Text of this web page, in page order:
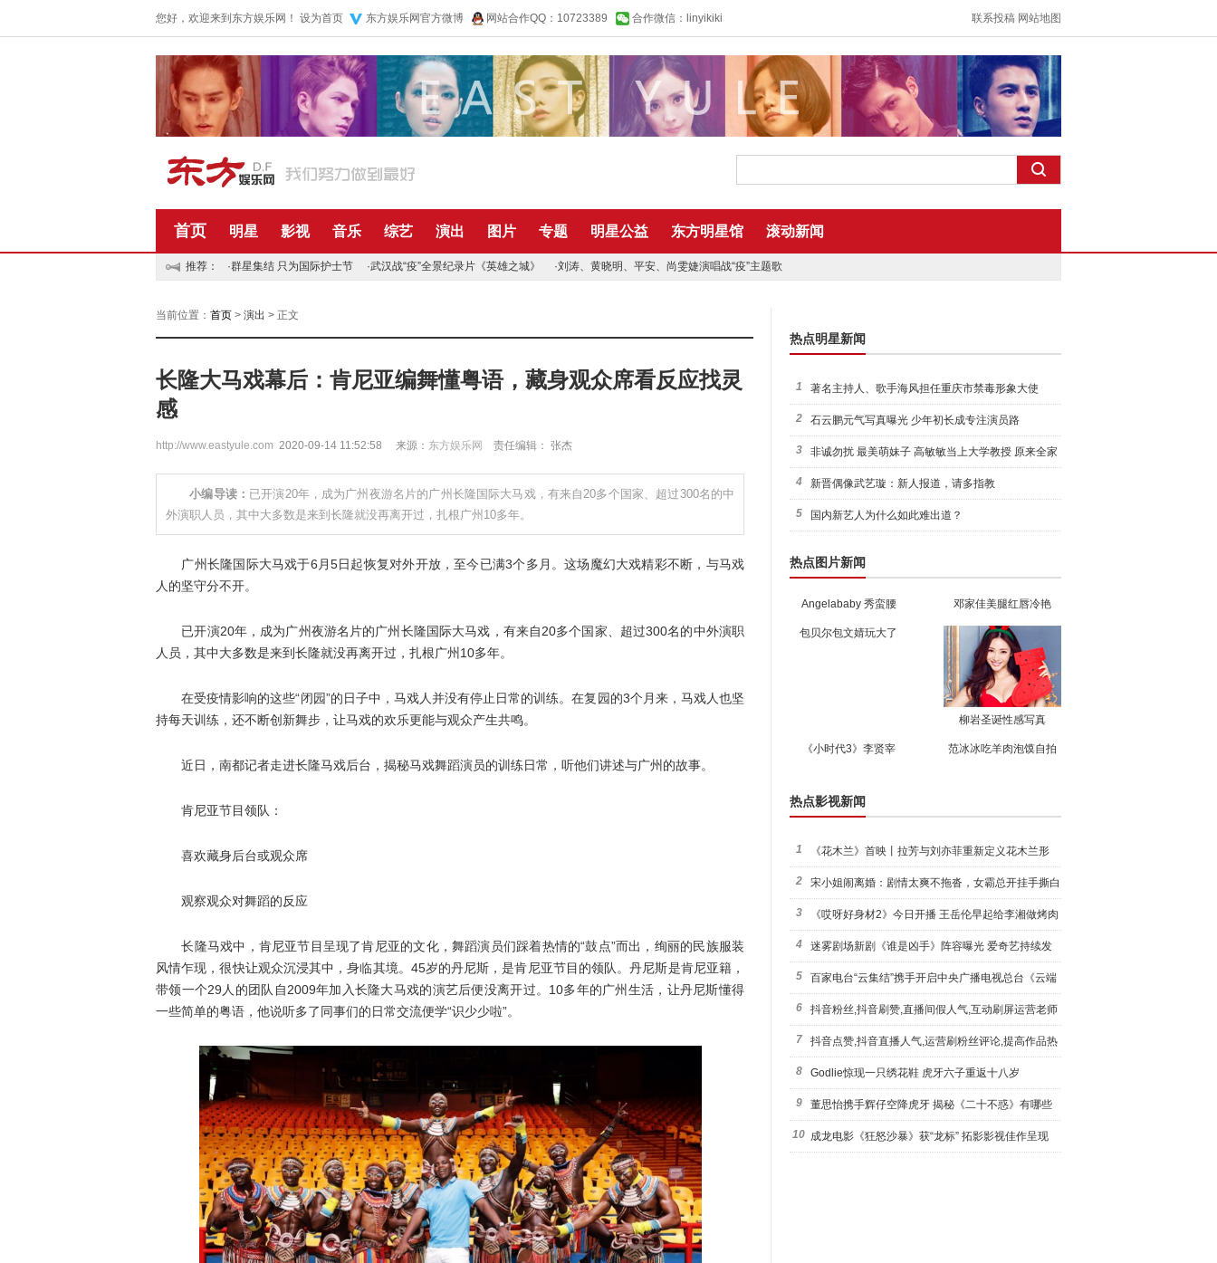
您好，欢迎来到东方娱乐网！ 设为首页 东方娱乐网官方微博 网站合作QQ：10723389 合作微信：linyikiki 联系投稿 网站地图
首页 明星 影视 音乐 综艺 演出 图片 专题 明星公益 东方明星馆 滚动新闻
推荐： ·群星集结 只为国际护士节 ·武汉战“疫”全景纪录片《英雄之城》 ·刘涛、黄晓明、平安、尚雯婕演唱战“疫”主题歌
当前位置： 首页 > 演出 > 正文
长隆大马戏幕后：肯尼亚编舞懂粤语，藏身观众席看反应找灵
感
http://www.eastyule.com 2020-09-14 11:52:58 来源： 东方娱乐网 责任编辑： 张杰
小编导读： 已开演20年，成为广州夜游名片的广州长隆国际大马戏，有来自20多个国家、超过300名的中
外演职人员，其中大多数是来到长隆就没再离开过，扎根广州10多年。
广州长隆国际大马戏于6月5日起恢复对外开放，至今已满3个多月。这场魔幻大戏精彩不断，与马戏
人的坚守分不开。
已开演20年，成为广州夜游名片的广州长隆国际大马戏，有来自20多个国家、超过300名的中外演职
人员，其中大多数是来到长隆就没再离开过，扎根广州10多年。
在受疫情影响的这些“闭园”的日子中，马戏人并没有停止日常的训练。在复园的3个月来，马戏人也坚
持每天训练，还不断创新舞步，让马戏的欢乐更能与观众产生共鸣。
近日，南都记者走进长隆马戏后台，揭秘马戏舞蹈演员的训练日常，听他们讲述与广州的故事。
肯尼亚节目领队：
喜欢藏身后台或观众席
观察观众对舞蹈的反应
长隆马戏中，肯尼亚节目呈现了肯尼亚的文化，舞蹈演员们踩着热情的“鼓点”而出，绚丽的民族服装
风情乍现，很快让观众沉浸其中，身临其境。45岁的丹尼斯，是肯尼亚节目的领队。丹尼斯是肯尼亚籍，
带领一个29人的团队自2009年加入长隆大马戏的演艺后便没离开过。10多年的广州生活，让丹尼斯懂得
一些简单的粤语，他说听多了同事们的日常交流便学“识少少啦”。
热点明星新闻
1 著名主持人、歌手海风担任重庆市禁毒形象大使
2 石云鹏元气写真曝光 少年初长成专注演员路
3 非诚勿扰 最美萌妹子 高敏敏当上大学教授 原来全家
都是
4 新晋偶像武艺璇：新人报道，请多指教
5 国内新艺人为什么如此难出道？
热点图片新闻
Angelababy 秀蛮腰 邓家佳美腿红唇冷艳
包贝尔包文婧玩大了
柳岩圣诞性感写真
《小时代3》李贤宰 范冰冰吃羊肉泡馍自拍
热点影视新闻
1 《花木兰》首映丨拉芳与刘亦菲重新定义花木兰形
象！
2 宋小姐闹离婚：剧情太爽不拖沓，女霸总开挂手撕白
莲花
3 《哎呀好身材2》今日开播 王岳伦早起给李湘做烤肉
4 迷雾剧场新剧《谁是凶手》阵容曝光 爱奇艺持续发
力精品剧
5 百家电台“云集结”携手开启中央广播电视总台《云端
音乐季
6 抖音粉丝,抖音刷赞,直播间假人气,互动刷屏运营老师
都是这
7 抖音点赞,抖音直播人气,运营刷粉丝评论,提高作品热
度我们
8 Godlie惊现一只绣花鞋 虎牙六子重返十八岁
9 董思怡携手辉仔空降虎牙 揭秘《二十不惑》有哪些
细思极恐
10 成龙电影《狂怒沙暴》获“龙标” 拓影影视佳作呈现